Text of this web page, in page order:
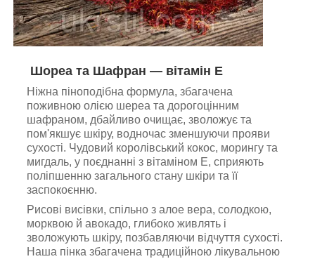
Шореа та Шафран — вітамін Е
Ніжна піноподібна формула, збагачена
поживною олією шереа та дорогоцінним
шафраном, дбайливо очищає, зволожує та
пом'якшує шкіру, водночас зменшуючи прояви
сухості. Чудовий королівський кокос, морингу та
мигдаль, у поєднанні з вітаміном Е, сприяють
поліпшенню загального стану шкіри та її
заспокоєнню.
Рисові висівки, спільно з алое вера, солодкою,
морквою й авокадо, глибоко живлять і
зволожують шкіру, позбавляючи відчуття сухості.
Наша пінка збагачена традиційною лікувальною